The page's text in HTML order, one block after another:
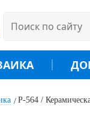
P-564 /